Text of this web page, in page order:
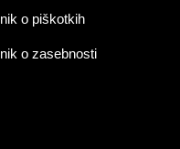
o piškotkih
o zasebnosti